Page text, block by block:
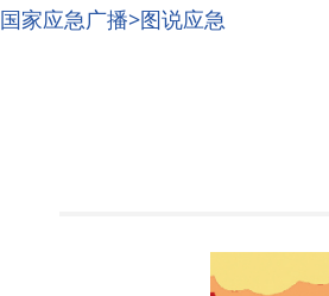
国家应急广播>图说应急